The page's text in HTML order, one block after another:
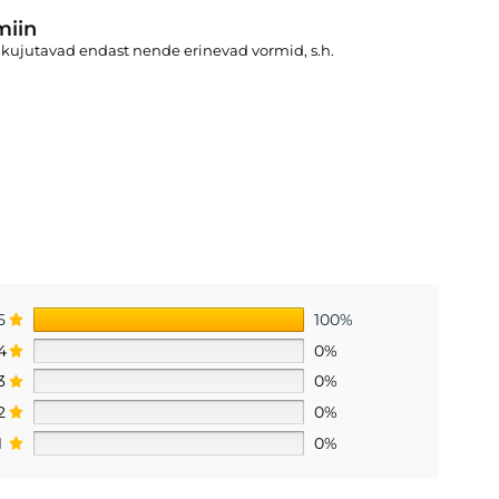
endast nende erinevad vormid, s.h.
100%
0%
0%
0%
0%